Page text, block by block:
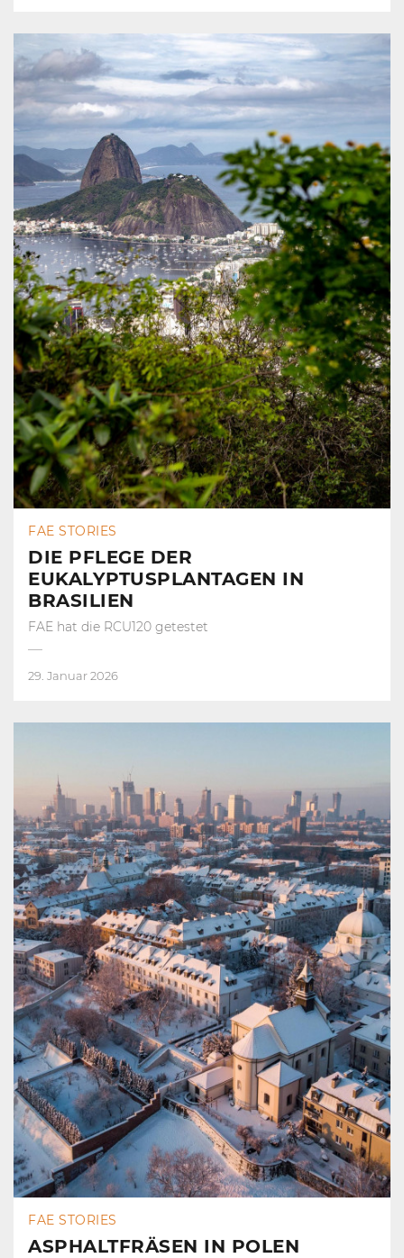
FAE STORIES
DIE PFLEGE DER
EUKALYPTUSPLANTAGEN IN
BRASILIEN
FAE hat die RCU120 getestet
29. Januar 2026
FAE STORIES
ASPHALTFRÄSEN IN POLEN